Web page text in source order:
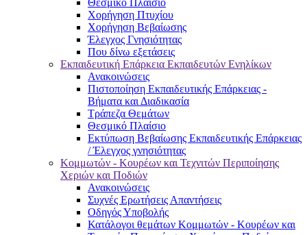
Θεσμικό Πλαίσιο
Χορήγηση Πτυχίου
Χορήγηση Βεβαίωσης
Έλεγχος Γνησιότητας
Που δίνω εξετάσεις
Εκπαιδευτική Επάρκεια Εκπαιδευτών Ενηλίκων
Ανακοινώσεις
Πιστοποίηση Εκπαιδευτικής Επάρκειας -
Βήματα και Διαδικασία
Τράπεζα Θεμάτων
Θεσμικό Πλαίσιο
Εκτύπωση Βεβαίωσης Εκπαιδευτικής Επάρκειας
/ Έλεγχος γνησιότητας
Κομμωτών - Κουρέων και Τεχνιτών Περιποίησης
Χεριών και Ποδιών
Ανακοινώσεις
Συχνές Ερωτήσεις Απαντήσεις
Οδηγός Υποβολής
Κατάλογοι θεμάτων Κομμωτών - Κουρέων και